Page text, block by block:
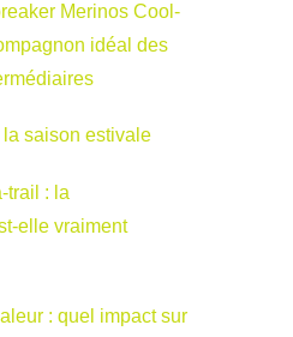
Merinos Cool-
idéal des
saison estivale
trail : la
elle vraiment
: quel impact sur